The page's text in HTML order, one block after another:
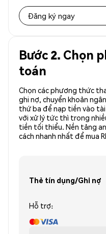
Đăng ký ngay
Bước 2. Chọn
toán
Chọn các phương thức
ghi nợ, chuyển khoản
thứ ba để nạp tiền vào
với xử lý tức thì trong
tiền tối thiểu. Nền tảng
cách nhanh nhất để mua
Thẻ tín dụng/Ghi nợ
Hỗ trợ: